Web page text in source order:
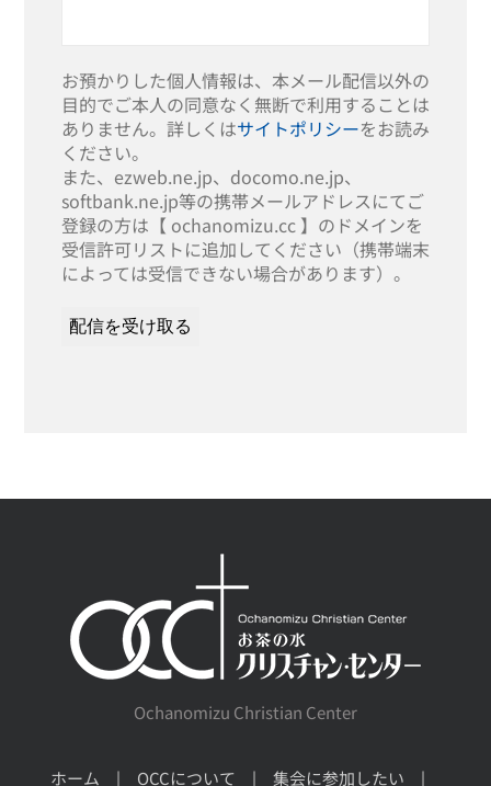
お預かりした個人情報は、本メール配信以外の
目的でご本人の同意なく無断で利用することは
ありません。詳しくはサイトポリシーをお読み
ください。
また、ezweb.ne.jp、docomo.ne.jp、
softbank.ne.jp等の携帯メールアドレスにてご
登録の方は【 ochanomizu.cc 】のドメインを
受信許可リストに追加してください（携帯端末
によっては受信できない場合があります）。
Ochanomizu Christian Center
ホーム OCCについて 集会に参加したい